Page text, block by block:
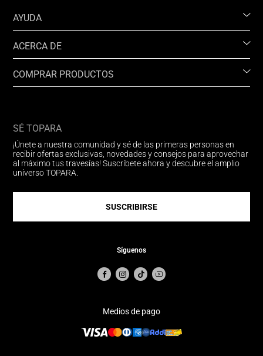
AYUDA
ACERCA DE
COMPRAR PRODUCTOS
SÉ TOPARA
¡Únete a nuestra comunidad y sé de las primeras personas en
recibir ofertas exclusivas, novedades y consejos para aprovechar
al máximo tus travesías! Suscríbete ahora y descubre el amplio
universo TOPARA.
SUSCRIBIRSE
Síguenos
Medios de pago